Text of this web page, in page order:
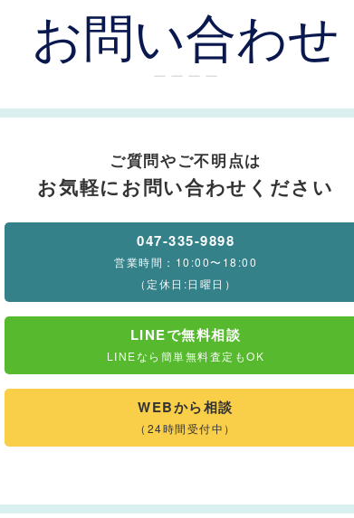
お問い合わせ
ー ー ー ー
ご質問やご不明点は
お気軽にお問い合わせください
047-335-9898
営業時間：10:00〜18:00
（定休日:日曜日）
LINEで無料相談
LINEなら簡単無料査定もOK
WEBから相談
（24時間受付中）